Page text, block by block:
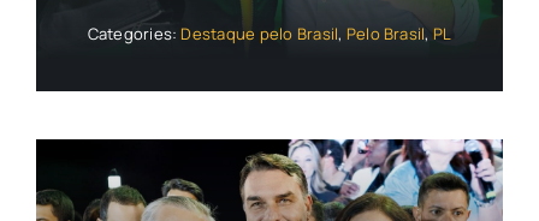
Categories: Destaque pelo Brasil, Pelo Brasil, PL